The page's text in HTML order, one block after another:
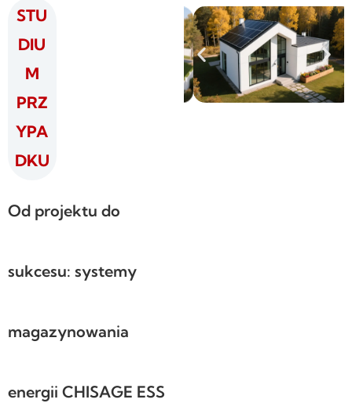
STU
DIU
M
PRZ
YPA
DKU
Od projektu do
sukcesu: systemy
magazynowania
energii CHISAGE ESS